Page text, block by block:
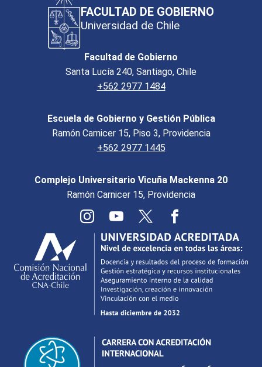
FACULTAD DE GOBIERNO
Universidad de Chile
Facultad de Gobierno
Santa Lucía 240, Santiago, Chile
+562 2977 1484
Escuela de Gobierno y Gestión Pública
Ramón Carnicer 15, Piso 3, Providencia
+562 2977 1445
Complejo Universitario Vicuña Mackenna 20
Ramón Carnicer 15, Providencia